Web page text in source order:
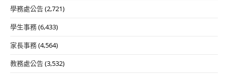
學務處公告(2,721)
學生事務(6,433)
家長事務(4,564)
教務處公告(3,532)